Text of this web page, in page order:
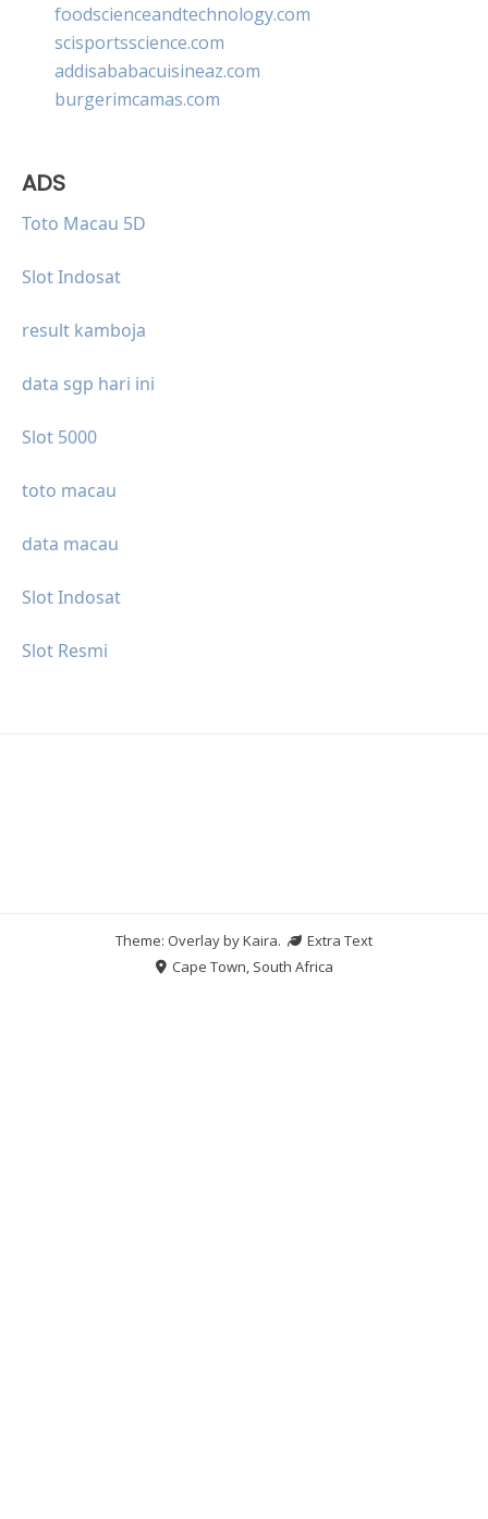
foodscienceandtechnology.com
scisportsscience.com
addisababacuisineaz.com
burgerimcamas.com
ADS
Toto Macau 5D
Slot Indosat
result kamboja
data sgp hari ini
Slot 5000
toto macau
data macau
Slot Indosat
Slot Resmi
Theme: Overlay byKaira.
Extra Text
Cape Town, South Africa